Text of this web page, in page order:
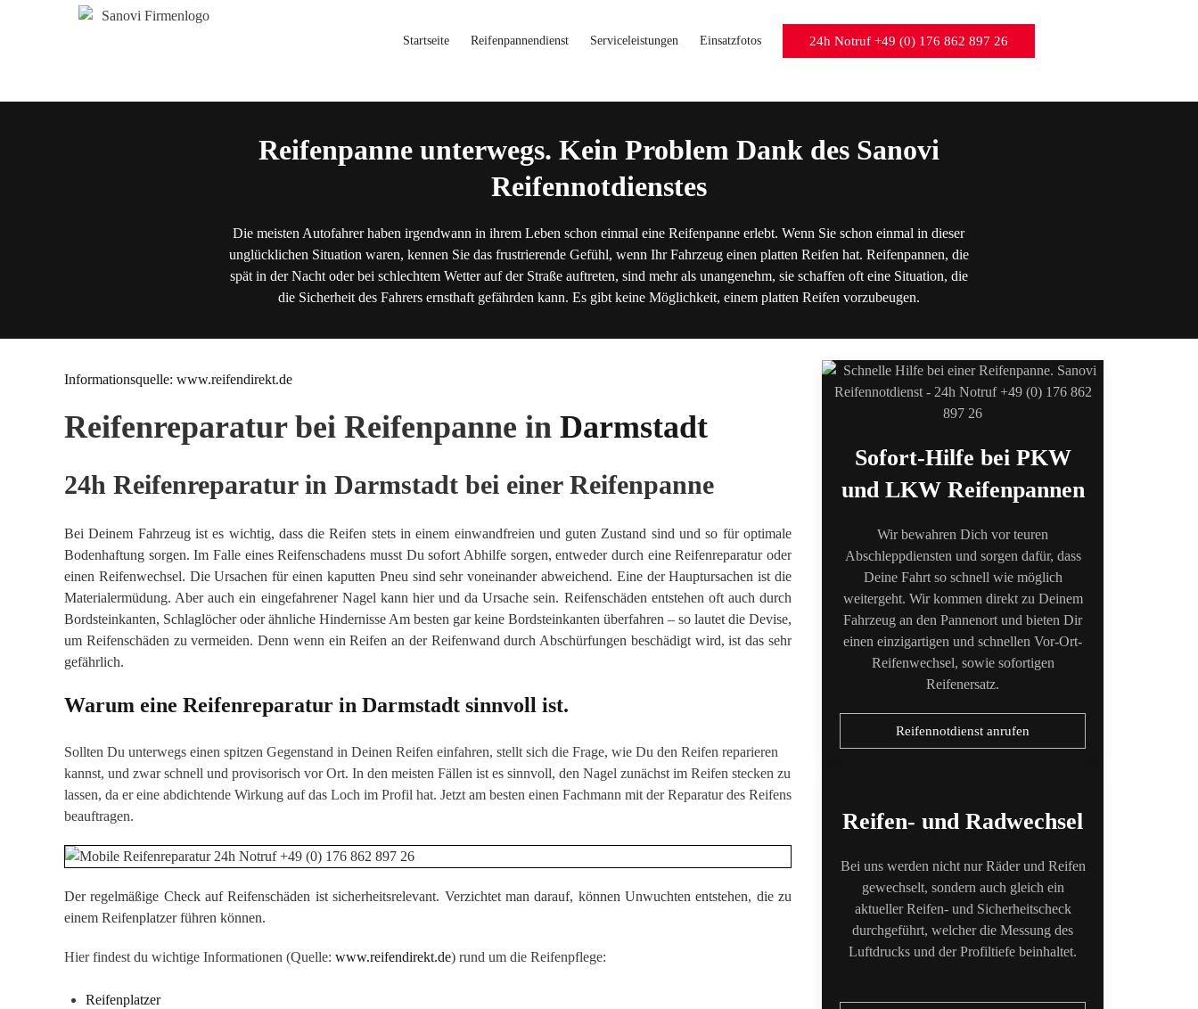
Startseite Reifenpannendienst Serviceleistungen Einsatzfotos 24h Notruf +49 (0) 176 862 897 26
Reifenpanne unterwegs. Kein Problem Dank des Sanovi
Reifennotdienstes
Die meisten Autofahrer haben irgendwann in ihrem Leben schon einmal eine Reifenpanne erlebt. Wenn Sie schon einmal in dieser
unglücklichen Situation waren, kennen Sie das frustrierende Gefühl, wenn Ihr Fahrzeug einen platten Reifen hat. Reifenpannen, die
spät in der Nacht oder bei schlechtem Wetter auf der Straße auftreten, sind mehr als unangenehm, sie schaffen oft eine Situation, die
die Sicherheit des Fahrers ernsthaft gefährden kann. Es gibt keine Möglichkeit, einem platten Reifen vorzubeugen.
Informationsquelle: www.reifendirekt.de
Reifenreparatur bei Reifenpanne in Darmstadt
24h Reifenreparatur in Darmstadt bei einer Reifenpanne
Bei Deinem Fahrzeug ist es wichtig, dass die Reifen stets in einem einwandfreien und guten Zustand sind und so für optimale
Bodenhaftung sorgen. Im Falle eines Reifenschadens musst Du sofort Abhilfe sorgen, entweder durch eine Reifenreparatur oder
einen Reifenwechsel. Die Ursachen für einen kaputten Pneu sind sehr voneinander abweichend. Eine der Hauptursachen ist die
Materialermüdung. Aber auch ein eingefahrener Nagel kann hier und da Ursache sein. Reifenschäden entstehen oft auch durch
Bordsteinkanten, Schlaglöcher oder ähnliche Hindernisse Am besten gar keine Bordsteinkanten überfahren – so lautet die Devise,
um Reifenschäden zu vermeiden. Denn wenn ein Reifen an der Reifenwand durch Abschürfungen beschädigt wird, ist das sehr
gefährlich.
Warum eine Reifenreparatur in Darmstadt sinnvoll ist.
Sollten Du unterwegs einen spitzen Gegenstand in Deinen Reifen einfahren, stellt sich die Frage, wie Du den Reifen reparieren
kannst, und zwar schnell und provisorisch vor Ort. In den meisten Fällen ist es sinnvoll, den Nagel zunächst im Reifen stecken zu
lassen, da er eine abdichtende Wirkung auf das Loch im Profil hat. Jetzt am besten einen Fachmann mit der Reparatur des Reifens
beauftragen.
Der regelmäßige Check auf Reifenschäden ist sicherheitsrelevant. Verzichtet man darauf, können Unwuchten entstehen, die zu
einem Reifenplatzer führen können.
Hier findest du wichtige Informationen (Quelle: www.reifendirekt.de) rund um die Reifenpflege:
Reifenplatzer
Sofort-Hilfe bei PKW
und LKW Reifenpannen
Wir bewahren Dich vor teuren
Abschleppdiensten und sorgen dafür, dass
Deine Fahrt so schnell wie möglich
weitergeht. Wir kommen direkt zu Deinem
Fahrzeug an den Pannenort und bieten Dir
einen einzigartigen und schnellen Vor-Ort-
Reifenwechsel, sowie sofortigen
Reifenersatz.
Reifennotdienst anrufen
Reifen- und Radwechsel
Bei uns werden nicht nur Räder und Reifen
gewechselt, sondern auch gleich ein
aktueller Reifen- und Sicherheitscheck
durchgeführt, welcher die Messung des
Luftdrucks und der Profiltiefe beinhaltet.